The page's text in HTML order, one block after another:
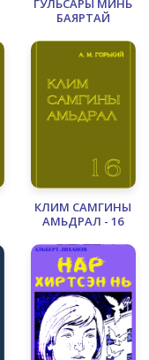
ГУЛЬСАРЫ МИНЬ
БАЯРТАЙ
КЛИМ САМГИНЫ
АМЬДРАЛ - 16